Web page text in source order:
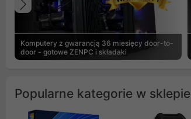
Komputery z gwarancją 36 miesięcy door-to-
door - gotowe ZENPC i składaki
Poprzedni
Popularne kategorie w sklepie